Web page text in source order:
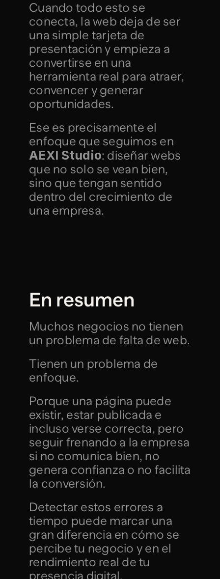
Cuando todo esto se
conecta, la web deja de ser
una simple tarjeta de
presentación y empieza a
convertirse en una
herramienta real para atraer,
convencer y generar
oportunidades.
Ese es precisamente el
AEXI Studio: diseñar webs
que no solo se vean bien,
sino que tengan sentido
dentro del crecimiento de
una empresa.
En resumen
Muchos negocios no tienen
un problema de falta de web.
Tienen un problema de
enfoque.
Porque una página puede
existir, estar publicada e
incluso verse correcta, pero
seguir frenando a la empresa
si no comunica bien, no
genera confianza o no facilita
la conversión.
Detectar estos errores a
tiempo puede marcar una
gran diferencia en cómo se
percibe tu negocio y en el
rendimiento real de tu
presencia digital.